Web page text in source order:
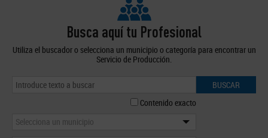
Busca aquí tu Profesional
Utiliza el buscador o selecciona un municipio o categoría para encontrar un
Servicio de Producción.
BUSCAR
Contenido exacto
Selecciona un municipio